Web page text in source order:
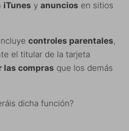
iTunes y anuncios en sitios
controles parentales,
el titular de la tarjeta
las compras que los demás
dicha función?